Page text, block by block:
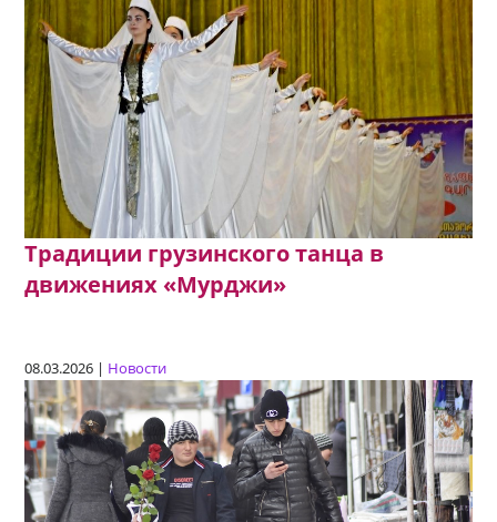
Традиции грузинского танца в
движениях «Мурджи»
08.03.2026 | Новости